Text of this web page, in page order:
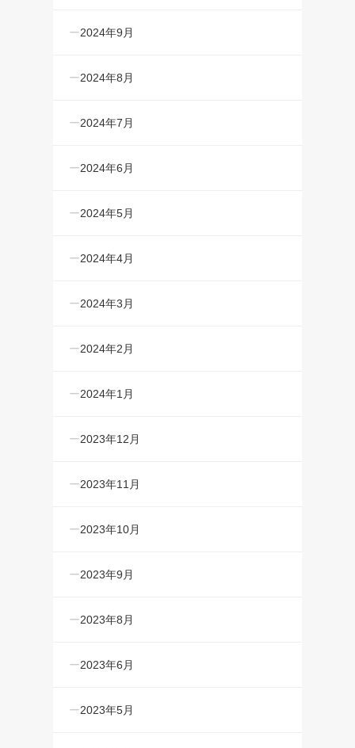
2024年9月
2024年8月
2024年7月
2024年6月
2024年5月
2024年4月
2024年3月
2024年2月
2024年1月
2023年12月
2023年11月
2023年10月
2023年9月
2023年8月
2023年6月
2023年5月